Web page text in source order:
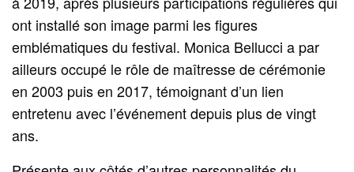
ont installé son image parmi les figures
emblématiques du festival. Monica Bellucci a par
ailleurs occupé le rôle de maîtresse de cérémonie
en 2003 puis en 2017, témoignant d’un lien
entretenu avec l’événement depuis plus de vingt
ans.